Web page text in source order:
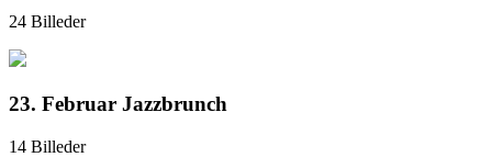
24 Billeder
23. Februar Jazzbrunch
14 Billeder